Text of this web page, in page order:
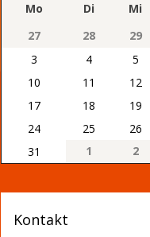
Mo Di Mi
27
28 29
3
4 5
10
11 12
17
18 19
24
25 26
31
1 2
Kontakt